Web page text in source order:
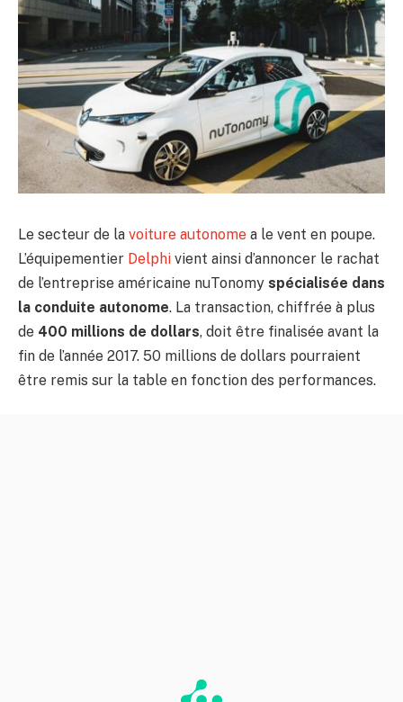
Le secteur de la voiture autonome a le vent en poupe.
L’équipementier Delphi vient ainsi d’annoncer le rachat
de l’entreprise américaine nuTonomy spécialisée dans
la conduite autonome. La transaction, chiffrée à plus
de 400 millions de dollars, doit être finalisée avant la
fin de l’année 2017. 50 millions de dollars pourraient
être remis sur la table en fonction des performances.